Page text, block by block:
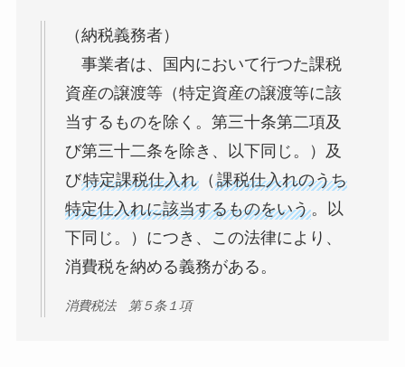
（納税義務者）
事業者は、国内において行つた課税
資産の譲渡等（特定資産の譲渡等に該
当するものを除く。第三十条第二項及
び第三十二条を除き、以下同じ。）及
び特定課税仕入れ（ 課税仕入れのうち
特定仕入れに該当するものをいう。以
下同じ。）につき、この法律により、
消費税を納める義務がある。
消費税法 第５条１項